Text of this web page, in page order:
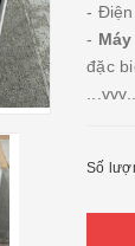
- Điện
-
đặc
Số